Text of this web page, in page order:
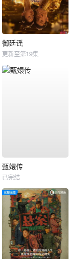
御廷谣
更新至第19集
甄嬛传
已完结